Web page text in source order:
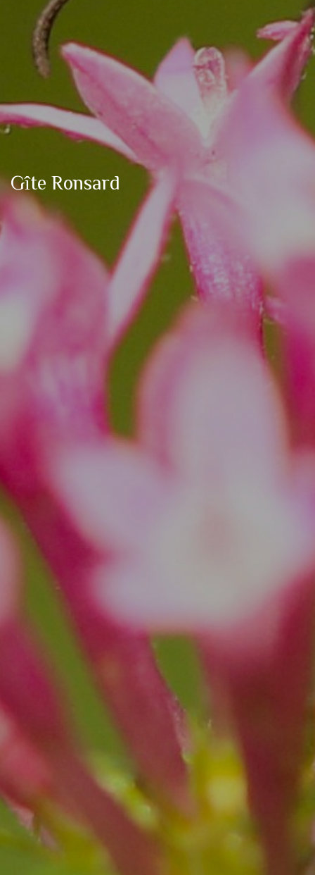
Gîte Ronsard